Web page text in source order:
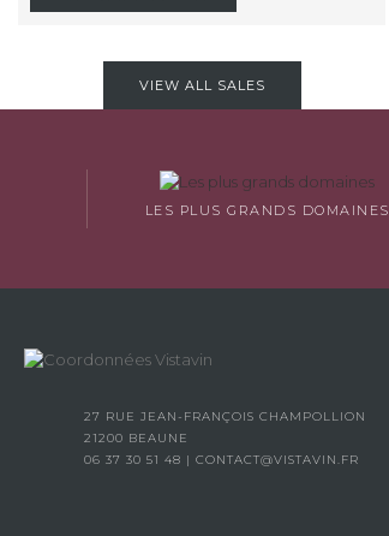
VIEW ALL SALES
LES PLUS GRANDS DOMAINES
27 RUE JEAN-FRANÇOIS CHAMPOLLION
21200 BEAUNE
06 37 30 51 48 | CONTACT@VISTAVIN.FR